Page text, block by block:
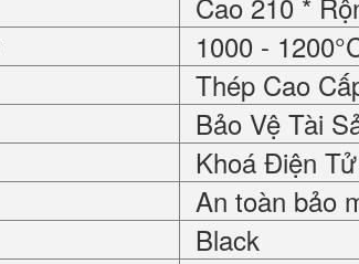
1000 -
Thép Cao
Bảo Vệ Tài
Khoá Điện
An toàn bảo
Black